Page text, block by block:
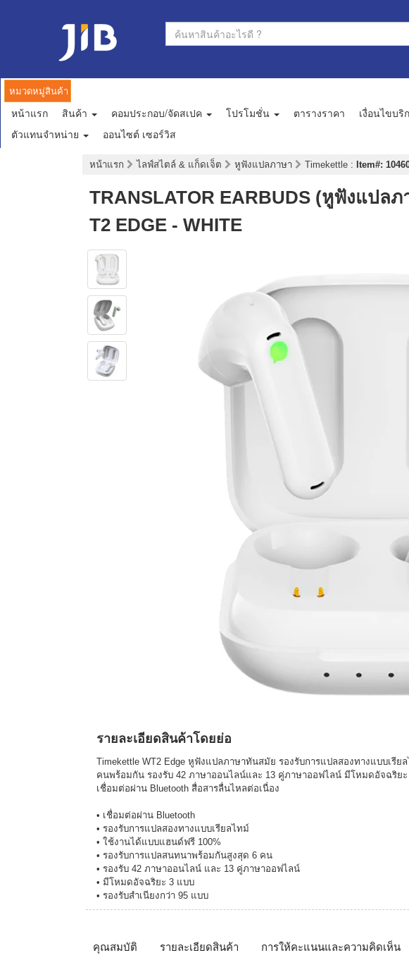
หมวดหมู่สินค้า
หน้าแรก สินค้า คอมประกอบ/จัดสเปค โปรโมชั่น ตารางราคา เงื่อนไขบริ
ตัวแทนจำหน่าย
ออนไซต์ เซอร์วิส
หน้าแรก ไลฟ์สไตล์ & แก็ดเจ็ต หูฟังแปลภาษา Timekettle : Item#:
TRANSLATOR EARBUDS (หูฟังแปลภ
T2 EDGE - WHITE
รายละเอียดสินค้าโดยย่อ
Timekettle WT2 Edge หูฟังแปลภาษาทันสมัย รองรับการแปลสองทางแบบเรี
คนพร้อมกัน รองรับ 42 ภาษาออนไลน์และ 13 คู่ภาษาออฟไลน์ มีโหมดอัจฉริยะ
เชื่อมต่อผ่าน Bluetooth สื่อสารลื่นไหลต่อเนื่อง
• เชื่อมต่อผ่าน Bluetooth
• รองรับการแปลสองทางแบบเรียลไทม์
• ใช้งานได้แบบแฮนด์ฟรี 100%
• รองรับการแปลสนทนาพร้อมกันสูงสุด 6 คน
• รองรับ 42 ภาษาออนไลน์ และ 13 คู่ภาษาออฟไลน์
• มีโหมดอัจฉริยะ 3 แบบ
• รองรับสำเนียงกว่า 95 แบบ
คุณสมบัติ รายละเอียดสินค้า การให้คะแนนและความคิดเห็น